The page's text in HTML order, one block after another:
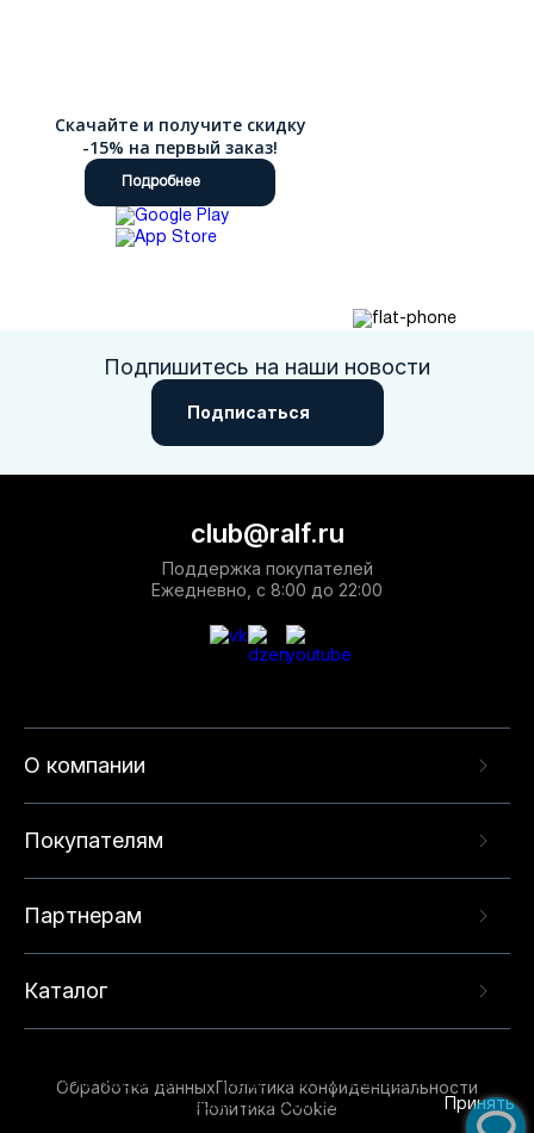
Скачайте и получите скидку
-15% на первый заказ!
Подробнее
Подпишитесь на наши новости
Подписаться
О компании
Покупателям
Партнерам
Каталог
club@ralf.ru
Поддержка покупателей
Ежедневно, с 8:00 до 22:00
Обработка данныхПолитика конфиденциальности
Политика Cookie
опыта на нашем сайте. Продолжая использовать
данный сайт, вы соглашаетесь с использованием
Принять